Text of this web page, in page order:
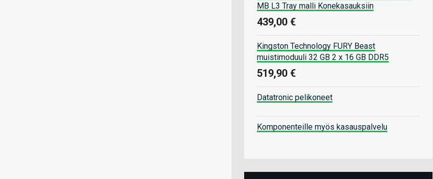
MB L3 Tray malli Konekasauksiin
439,00 €
Kingston Technology FURY Beast
muistimoduuli 32 GB 2 x 16 GB DDR5
519,90 €
Datatronic pelikoneet
Komponenteille myös kasauspalvelu